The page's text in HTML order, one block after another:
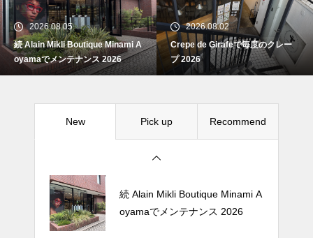
2026.08.05
続 Alain Mikli Boutique Minami A
oyamaでメンテナンス 2026
2026.08.02
Crepe de Girafeで毎度のクレー
プ 2026
New Pick up Recommend
Crepe de Girafeで毎度のクレー
プ 2026
続 Alain Mikli Boutique Minami A
oyamaでメンテナンス 2026